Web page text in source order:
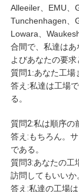
Alleeiler、EMU、
Tunchenhagen、
Lowara、
合間で、私達は
よびあなたの要
質問1:あなた工場
答え:私達は工場
る。
質問2:私は順序の
答え:もちろん。
である。
質問3:あなたの工
訪問してもいいか
答え:私達の工場